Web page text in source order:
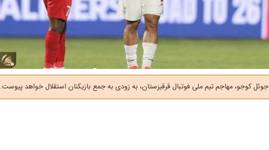
جوئل کوجو، مهاجم تیم ملی فوتبال قرقیزستان، به زودی به جمع بازیکنان استقلال خواهد پیوست.